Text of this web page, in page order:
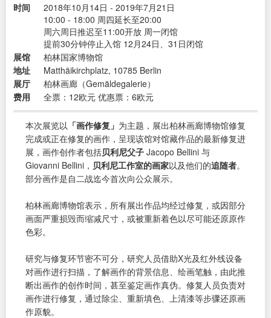
时间
2018年10月14日 - 2019年7月21日
10:00 - 18:00 周四延长至20:00
周六周日推迟至11:00开放 周一闭馆
提前30分钟停止入馆 12月24日、31日闭馆
展馆
柏林国家博物馆
地址
Matthäikirchplatz, 10785 Berlin
展厅
柏林画廊（Gemäldegalerie）
费用
全票：12欧元 优惠票：6欧元
本次展览以 「画作修复」 为主题，展出柏林画廊博物馆修复
完成或正在修复的画作，呈现该馆对馆藏作品的最新修复进
展，画作创作者包括贝利尼父子 Jacopo Bellini 与
Giovanni Bellini， 贝利尼工作室的画家以及他们的追随者。
部分画作是自二战迄今首次向公众展示。
柏林画廊博物馆表示，所有展出作品均经过修复，或因部分
画面严重损毁而缩减尺寸，或被重新着色以尽可能还原原作
色彩。
研究与修复环节密不可分，研究人员借助X光及红外线设备
对画作进行扫描，了解画作的背景信息、绘画笔触，由此推
断出画作的创作时间，甚至鉴定画作真伪。修复人员负责对
画作进行修复，通过除尘、重新填色、上清漆等步骤还原画
作原貌。